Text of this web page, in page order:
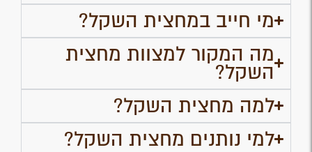
מי חייב במחצית השקל?
מה המקור למצוות מחצית
השקל?
למה מחצית השקל?
למי נותנים מחצית השקל?